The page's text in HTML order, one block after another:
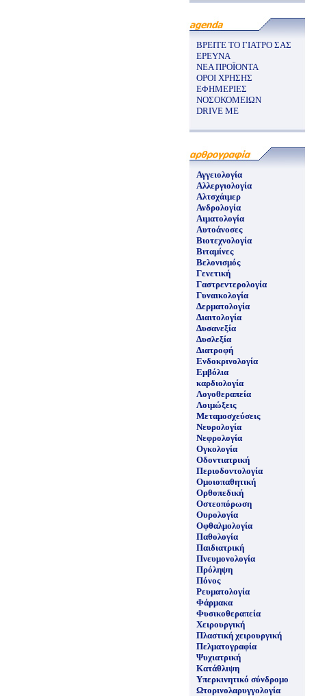
ΒΡΕΙΤΕ ΤΟ ΓΙΑΤΡΟ ΣΑΣ
ΕΡΕΥΝΑ
ΝΕΑ ΠΡΟΪΟΝΤΑ
ΟΡΟΙ ΧΡΗΣΗΣ
ΕΦΗΜΕΡΙΕΣ
ΝΟΣΟΚΟΜΕΙΩΝ
DRIVE ME
Αγγειολογία
Αλλεργιολογία
Αλτσχάιμερ
Ανδρολογία
Αιματολογία
Αυτοάνοσες
Βιοτεχνολογία
Βιταμίνες
Βελονισμός
Γενετική
Γαστρεντερολογία
Γυναικολογία
Δερματολογία
Διαιτολογία
Δυσανεξία
Δυσλεξία
Διατροφή
Ενδοκρινολογία
Εμβόλια
καρδιολογία
Λογοθεραπεία
Λοιμώξεις
Μεταμοσχεύσεις
Νευρολογία
Νεφρολογία
Ογκολογία
Οδοντιατρική
Περιοδοντολογία
Ομοιοπαθητική
Ορθοπεδική
Οστεοπόρωση
Ουρολογία
Οφθαλμολογία
Παθολογία
Παιδιατρική
Πνευμονολογία
Πρόληψη
Πόνος
Ρευματολογία
Φάρμακα
Φυσικοθεραπεία
Χειρουργική
Πλαστική χειρουργική
Πελματογραφία
Ψυχιατρική
Κατάθλιψη
Υπερκινητικό σύνδρομο
Ωτορινολαρυγγολογία